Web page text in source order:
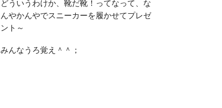
どういうわけか、靴だ靴！ってなって、な
んやかんやでスニーカーを履かせてプレゼ
ント～
みんなうろ覚え＾＾；